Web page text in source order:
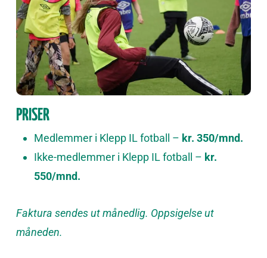
PRISER
Medlemmer i Klepp IL fotball – kr. 350/mnd.
Ikke-medlemmer i Klepp IL fotball – kr.
550/mnd.
Faktura sendes ut månedlig. Oppsigelse ut
måneden.